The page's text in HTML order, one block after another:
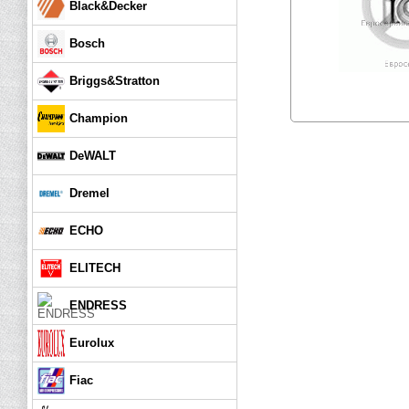
Black&Decker
Bosch
Briggs&Stratton
Champion
DeWALT
Dremel
ECHO
ELITECH
ENDRESS
Eurolux
Fiac